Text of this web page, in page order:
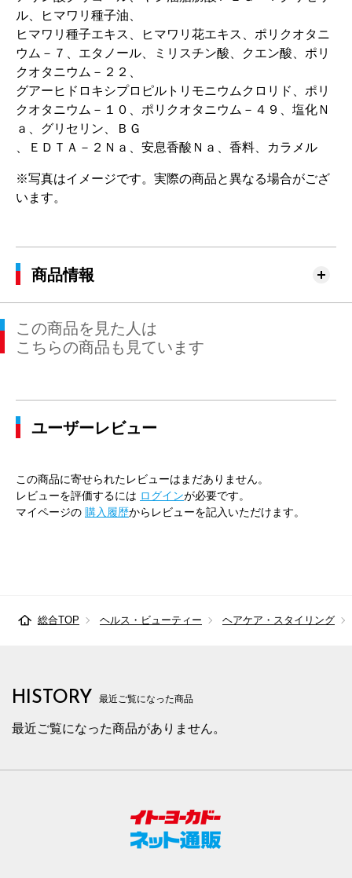
ル、ヒマワリ種子油、
ヒマワリ種子エキス、ヒマワリ花エキス、ポリクオタニ
ウム－７、エタノール、ミリスチン酸、クエン酸、ポリ
クオタニウム－２２、
グアーヒドロキシプロピルトリモニウムクロリド、ポリ
クオタニウム－１０、ポリクオタニウム－４９、塩化Ｎ
ａ、グリセリン、ＢＧ
、ＥＤＴＡ－２Ｎａ、安息香酸Ｎａ、香料、カラメル
※写真はイメージです。実際の商品と異なる場合がござ
います。
商品情報
この商品を見た人は
こちらの商品も見ています
ユーザーレビュー
この商品に寄せられたレビューはまだありません。
レビューを評価するには ログインが必要です。
マイページの 購入履歴からレビューを記入いただけます。
総合TOP ヘルス・ビューティー ヘアケア・スタイリング
HISTORY 最近ご覧になった商品
最近ご覧になった商品がありません。